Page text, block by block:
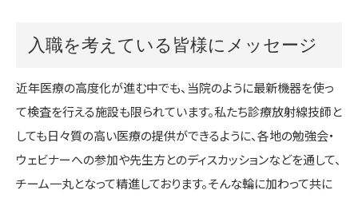
入職を考えている皆様にメッセージ
近年医療の高度化が進む中でも、当院のように最新機器を使っ
て検査を行える施設も限られています。私たち診療放射線技師と
しても日々質の高い医療の提供ができるように、各地の勉強会・
ウェビナーへの参加や先生方とのディスカッションなどを通して、
チーム一丸となって精進しております。そんな輪に加わって共に